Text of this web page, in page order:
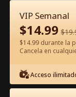
VIP Semanal
$14.99 $
$14.99 durante la
Cancela en
Acceso